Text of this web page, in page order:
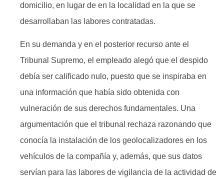
domicilio, en lugar de en la localidad en la que se
desarrollaban las labores contratadas.
En su demanda y en el posterior recurso ante el
Tribunal Supremo, el empleado alegó que el despido
debía ser calificado nulo, puesto que se inspiraba en
una información que había sido obtenida con
vulneración de sus derechos fundamentales. Una
argumentación que el tribunal rechaza razonando que
conocía la instalación de los geolocalizadores en los
vehículos de la compañía y, además, que sus datos
servían para las labores de vigilancia de la actividad de